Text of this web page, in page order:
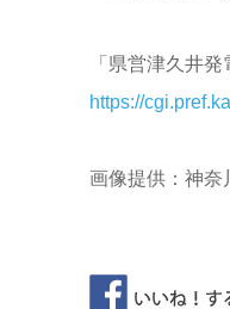
「県営津久井
https://
画像提供：神奈